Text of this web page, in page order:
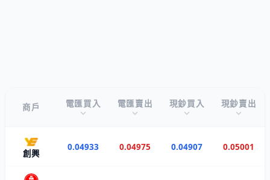
商戶 電匯買入 電匯賣出 現鈔買入 現鈔賣出
創興
0.04933 0.04975 0.04907 0.05001